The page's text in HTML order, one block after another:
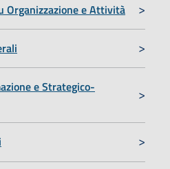
e Attività
e Strategico-